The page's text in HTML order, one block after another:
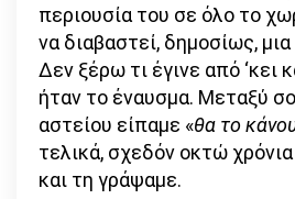
περιουσία του σε όλο το
να διαβαστεί, δημοσίως,
Δεν ξέρω τι έγινε από ‘κει
ήταν το έναυσμα. Μεταξύ
αστείου είπαμε «θα το
τελικά, σχεδόν οκτώ
και τη γράψαμε.